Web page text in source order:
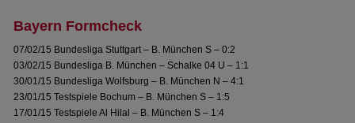
Bayern Formcheck
07/02/15 Bundesliga Stuttgart – B. München S – 0:2
03/02/15 Bundesliga B. München – Schalke 04 U – 1:1
30/01/15 Bundesliga Wolfsburg – B. München N – 4:1
23/01/15 Testspiele Bochum – B. München S – 1:5
17/01/15 Testspiele Al Hilal – B. München S – 1:4